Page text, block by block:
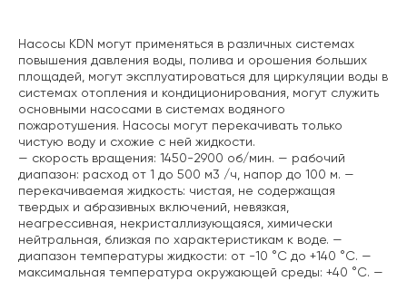
Насосы KDN могут применяться в различных системах
повышения давления воды, полива и орошения больших
площадей, могут эксплуатироваться для циркуляции воды в
системах отопления и кондиционирования, могут служить
основными насосами в системах водяного
пожаротушения. Насосы могут перекачивать только
чистую воду и схожие с ней жидкости.
— скорость вращения: 1450-2900 об/мин. — рабочий
диапазон: расход от 1 до 500 м3 /ч, напор до 100 м. —
перекачиваемая жидкость: чистая, не содержащая
твердых и абразивных включений, невязкая,
неагрессивная, некристаллизующаяся, химически
нейтральная, близкая по характеристикам к воде. —
диапазон температуры жидкости: от -10 °C до +140 °C. —
максимальная температура окружающей среды: +40 °C. —